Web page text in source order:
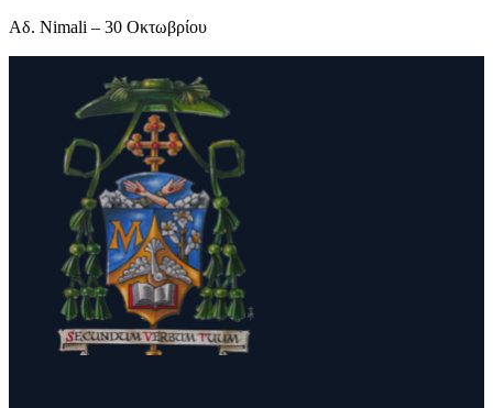
Αδ. Nimali – 30 Οκτωβρίου